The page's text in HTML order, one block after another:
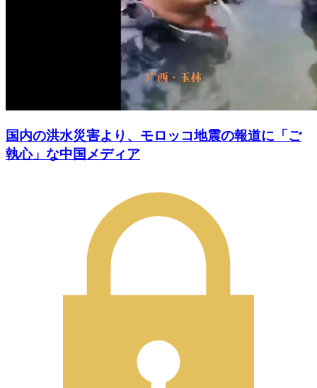
国内の洪水災害より、モロッコ地震の報道に「ご
執心」な中国メディア